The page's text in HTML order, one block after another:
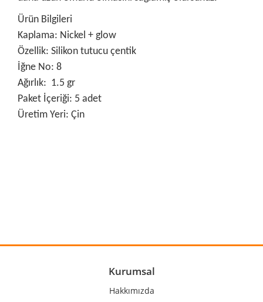
Ürün Bilgileri
Kaplama: Nickel + glow
Özellik: Silikon tutucu çentik
İğne No: 8
Ağırlık: 1.5 gr
Paket İçeriği: 5 adet
Üretim Yeri: Çin
Ürün açıklamasında eksik bilgiler bulunuyor.
Ürün bilgilerinde hatalar bulunuyor.
Kurumsal
Hakkımızda